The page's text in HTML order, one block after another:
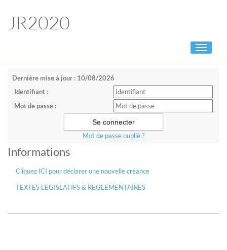
JR2020
Toggle
Dernière mise à jour : 10/08/2026
Identifiant :
Mot de passe :
Mot de passe oublié ?
Informations
Cliquez ICI pour déclarer une nouvelle créance
TEXTES LEGISLATIFS & REGLEMENTAIRES